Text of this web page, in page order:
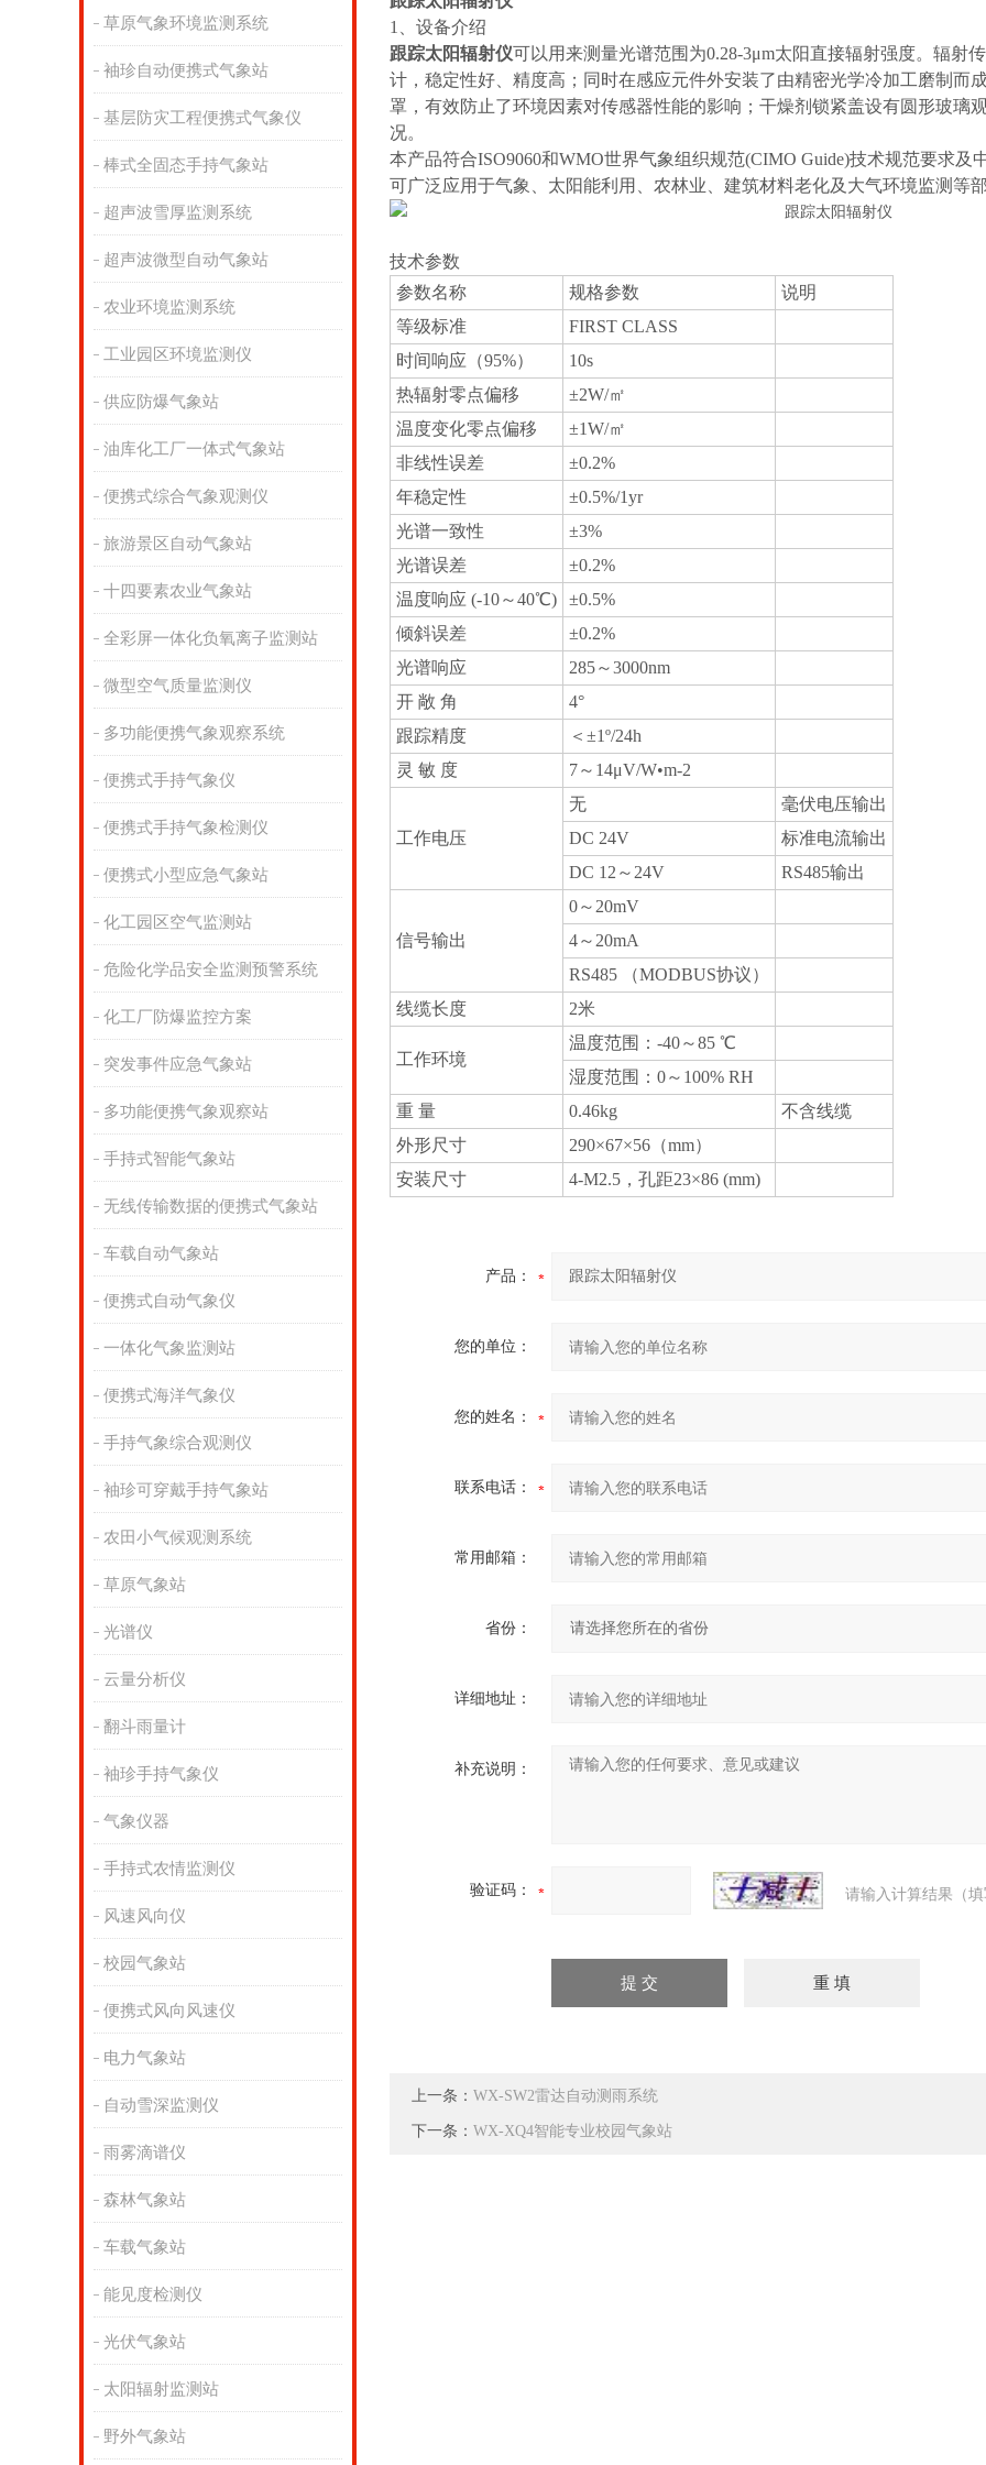
草原气象环境监测系统
袖珍自动便携式气象站
基层防灾工程便携式气象仪
棒式全固态手持气象站
超声波雪厚监测系统
超声波微型自动气象站
农业环境监测系统
工业园区环境监测仪
供应防爆气象站
油库化工厂一体式气象站
便携式综合气象观测仪
旅游景区自动气象站
十四要素农业气象站
全彩屏一体化负氧离子监测站
微型空气质量监测仪
多功能便携气象观察系统
便携式手持气象仪
便携式手持气象检测仪
便携式小型应急气象站
化工园区空气监测站
危险化学品安全监测预警系统
化工厂防爆监控方案
突发事件应急气象站
多功能便携气象观察站
手持式智能气象站
无线传输数据的便携式气象站
车载自动气象站
便携式自动气象仪
一体化气象监测站
便携式海洋气象仪
手持气象综合观测仪
袖珍可穿戴手持气象站
农田小气候观测系统
草原气象站
光谱仪
云量分析仪
翻斗雨量计
袖珍手持气象仪
气象仪器
手持式农情监测仪
风速风向仪
校园气象站
便携式风向风速仪
电力气象站
自动雪深监测仪
雨雾滴谱仪
森林气象站
车载气象站
能见度检测仪
光伏气象站
太阳辐射监测站
野外气象站
1、设备介绍
跟踪太阳辐射仪可以用来测量光谱范围为0.28-3μm太阳直接辐射强度。辐射
计，稳定性好、精度高；同时在感应元件外安装了由精密光学冷加工磨制而
罩，有效防止了环境因素对传感器性能的影响；干燥剂锁紧盖设有圆形玻璃
况。
本产品符合ISO9060和WMO世界气象组织规范(CIMO Guide)技术规范要求
可广泛应用于气象、太阳能利用、农林业、建筑材料老化及大气环境监测等
技术参数
参数名称
规格参数
说明
等级标准
FIRST CLASS
时间响应（95%）
10s
热辐射零点偏移
±2W/㎡
温度变化零点偏移
±1W/㎡
非线性误差
±0.2%
年稳定性
±0.5%/1yr
光谱一致性
±3%
光谱误差
±0.2%
温度响应 (-10～40℃)
±0.5%
倾斜误差
±0.2%
光谱响应
285～3000nm
开 敞 角
4°
跟踪精度
＜±1º/24h
灵 敏 度
7～14μV/W•m-2
工作电压
无
毫伏电压输出
DC 24V
标准电流输出
DC 12～24V
RS485输出
信号输出
0～20mV
4～20mA
RS485 （MODBUS协议）
线缆长度
2米
工作环境
温度范围：-40～85 ℃
湿度范围：0～100% RH
重 量
0.46kg
不含线缆
外形尺寸
290×67×56（mm）
安装尺寸
4-M2.5，孔距23×86 (mm)
产品：
您的单位：
您的姓名：
联系电话：
常用邮箱：
省份：
详细地址：
补充说明：
验证码： 请输入计算结果（
上一条： WX-SW2雷达自动测雨系统
下一条： WX-XQ4智能专业校园气象站